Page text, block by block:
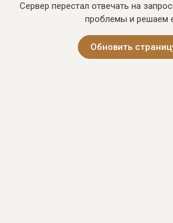
Сервер перестал отвечать на
проблемы и решаем
Обновить